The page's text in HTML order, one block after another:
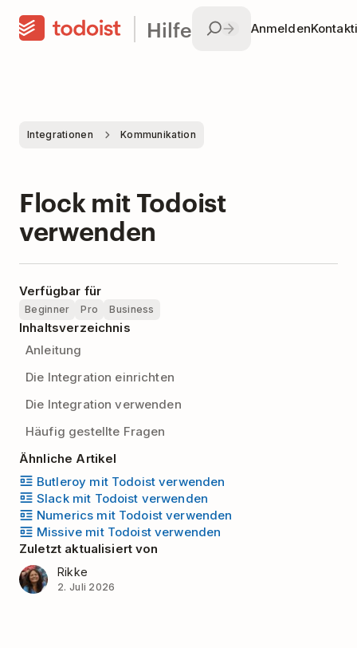
Hilfe Anmelden
Integrationen Kommunikation
Flock mit Todoist
verwenden
Verfügbar für
Beginner Pro Business
Inhaltsverzeichnis
Anleitung
Die Integration einrichten
Die Integration verwenden
Häufig gestellte Fragen
Ähnliche Artikel
Butleroy mit Todoist verwenden
Slack mit Todoist verwenden
Numerics mit Todoist verwenden
Missive mit Todoist verwenden
Zuletzt aktualisiert von
Rikke
2. Juli 2026